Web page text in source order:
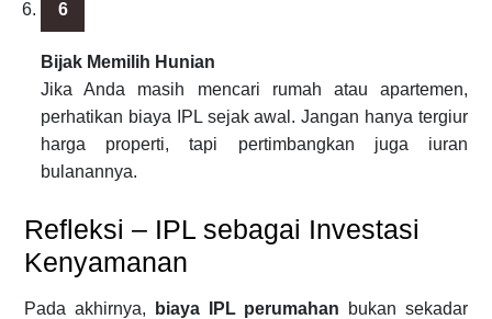
Bijak Memilih Hunian
Jika Anda masih mencari rumah atau apartemen,
perhatikan biaya IPL sejak awal. Jangan hanya tergiur
harga properti, tapi pertimbangkan juga iuran
bulanannya.
Refleksi – IPL sebagai Investasi
Kenyamanan
Pada akhirnya, biaya IPL perumahan bukan sekadar